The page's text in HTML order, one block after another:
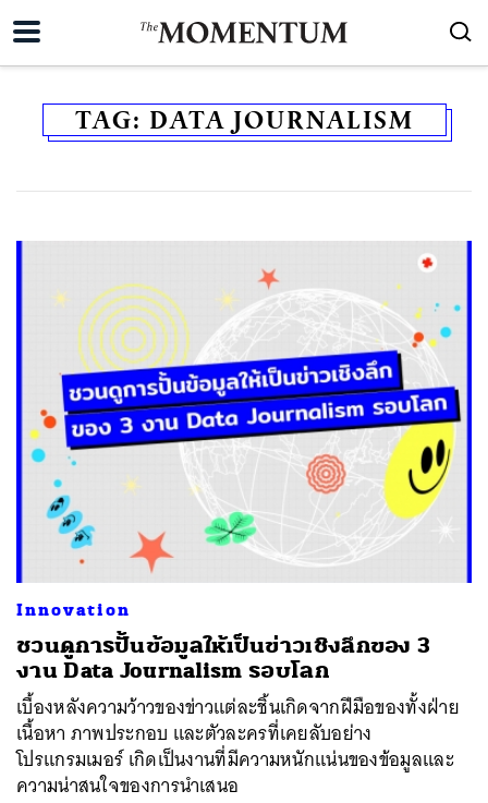
TAG: DATA JOURNALISM
Innovation
ชวนดูการปั้นข้อมูลให้เป็นข่าวเชิงลึกของ 3
งาน Data Journalism รอบโลก
เบื้องหลังความว้าวของข่าวแต่ละชิ้นเกิดจากฝีมือของทั้งฝ่าย
เนื้อหา ภาพประกอบ และตัวละครที่เคยลับอย่าง
โปรแกรมเมอร์ เกิดเป็นงานที่มีความหนักแน่นของข้อมูลและ
ความน่าสนใจของการนำเสนอ